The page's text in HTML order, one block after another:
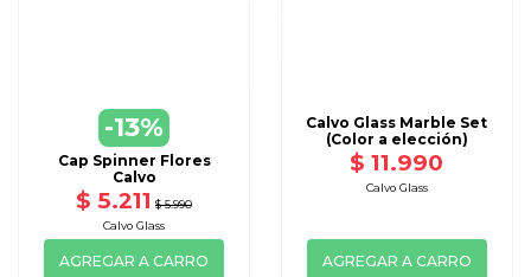
-13%
Cap Spinner Flores
Calvo
$ 5.211 $ 5.990
Calvo Glass
AGREGAR A CARRO
Calvo Glass Marble Set
(Color a elección)
$ 11.990
Calvo Glass
AGREGAR A CARRO